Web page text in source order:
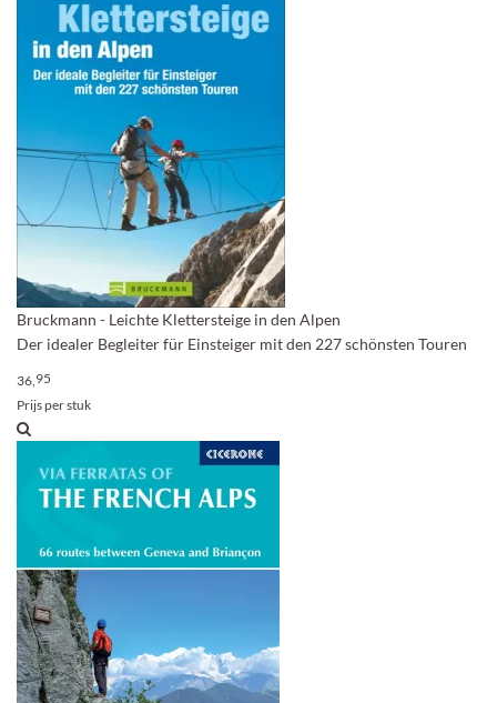
Bruckmann - Leichte Klettersteige in den Alpen
Der idealer Begleiter für Einsteiger mit den 227 schönsten Touren
36,95
Prijs per stuk